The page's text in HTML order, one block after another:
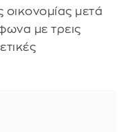
οικονομίας μετά
με τρεις